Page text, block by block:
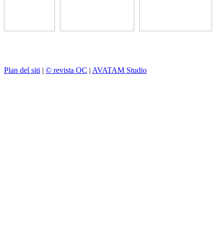
Plan del siti | © revista OC | AVATAM Studio